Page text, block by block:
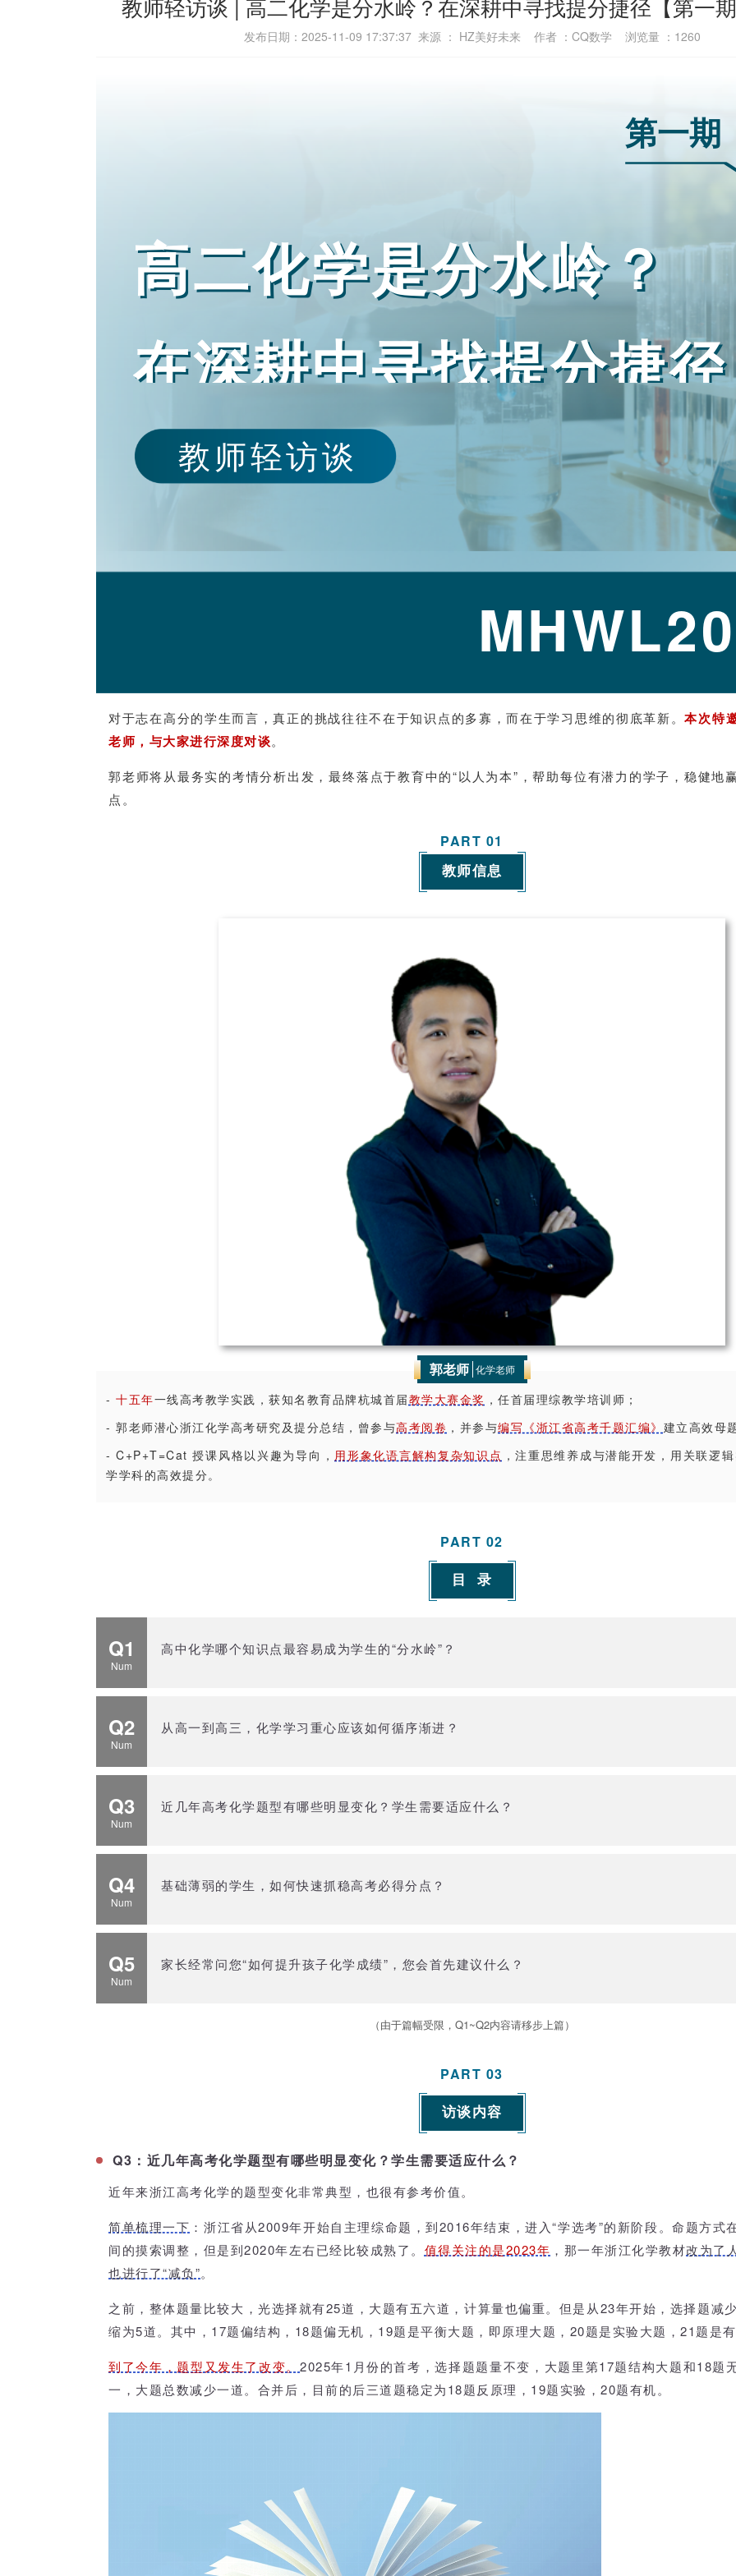
教师轻访谈 | 高二化学是分水岭？在深耕中寻找提分捷径【第一期
发布日期：2025-11-09 17:37:37 来源 ： HZ美好未来 作者 ：CQ数学 浏览量 ： 1260
教师轻访谈
第一期
高二化学是分水岭？
在深耕中寻找提分捷径
对于志在高分的学生而言，真正的挑战往往不在于知识点的多寡，而在于学习思维的彻底革新。本次特
老师，与大家进行深度对谈。
郭老师将从最务实的考情分析出发，最终落点于教育中的“以人为本”，帮助每位有潜力的学子，稳健地
点。
PART 01
教师信息
郭老师 化学老师
- 十五年一线高考教学实践，获知名教育品牌杭城首届教学大赛金奖 ，任首届理综教学培训师；
- 郭老师潜心浙江化学高考研究及提分总结，曾参与高考阅卷 ，并参与编写《浙江省高考千题汇编》 建立高效母
- C+P+T=Cat 授课风格以兴趣为导向， 用形象化语言解构复杂知识点 ，注重思维养成与潜能开发，用关联逻
学学科的高效提分。
PART 02
目 录
Q1
Num
高中化学哪个知识点最容易成为学生的“分水岭”？
Q2
Num
从高一到高三，化学学习重心应该如何循序渐进？
Q3
Num
近几年高考化学题型有哪些明显变化？学生需要适应什么？
Q4
Num
基础薄弱的学生，如何快速抓稳高考必得分点？
Q5
Num
家长经常问您“如何提升孩子化学成绩”，您会首先建议什么？
（由于篇幅受限，Q1~Q2内容请移步上篇）
PART 03
访谈内容
Q3： 近几年高考化学题型有哪些明显变化？学生需要适应什么？
近年来浙江高考化学的题型变化非常典型，也很有参考价值。
简单梳理一下 ：浙江省从2009年开始自主理综命题，到2016年结束，进入“学选考”的新阶段。命题方式
间的摸索调整，但是到2020年左右已经比较成熟了。 值得关注的是2023年 ，那一年浙江化学教材改为了
也进行了“减负”。
之前，整体题量比较大，光选择就有25道，大题有五六道，计算量也偏重。但是从23年开始，选择题减
缩为5道。其中，17题偏结构，18题偏无机，19题是平衡大题，即原理大题，20题是实验大题，21题是有
到了今年，题型又发生了改变。2025年1月份的首考，选择题题量不变，大题里第17题结构大题和18题
一，大题总数减少一道。合并后，目前的后三道题稳定为18题反原理，19题实验，20题有机。